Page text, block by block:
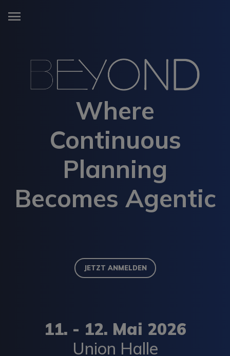
menu
Where
Continuous
Planning
Becomes Agentic
JETZT ANMELDEN
11. - 12. Mai 2026
Union Halle